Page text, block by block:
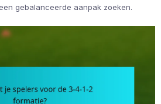
gebalanceerde aanpak zoeken.